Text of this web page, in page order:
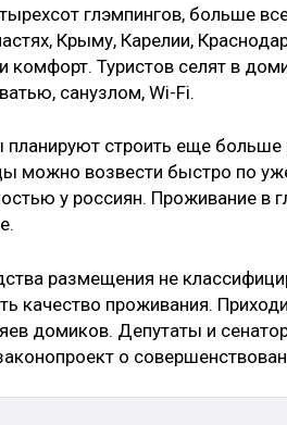
глэмпингов, больше
Крыму, Карелии,
комфорт. Туристов селят в
санузлом, Wi-Fi.
строить еще больше
можно возвести быстро по
у россиян. Проживание в
размещения не
качество проживания.
домиков. Депутаты и
о